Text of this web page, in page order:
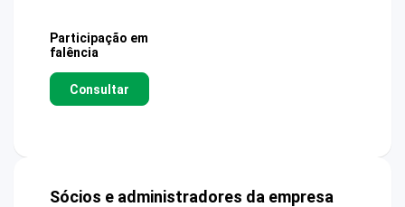
Participação em
falência
Consultar
Sócios e administradores da empresa